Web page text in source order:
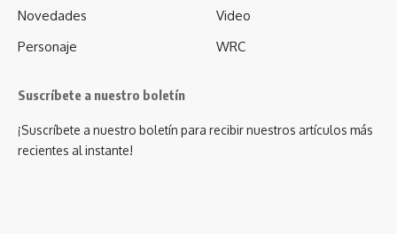
Novedades
Personaje
Video
WRC
Suscríbete a nuestro boletín
¡Suscríbete a nuestro boletín para recibir nuestros artículos más
recientes al instante!